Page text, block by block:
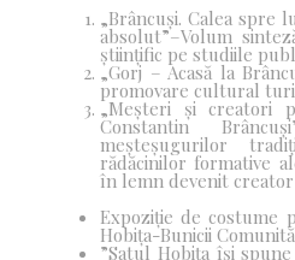
„Brâncuși. Calea spre
absolut”–Volum
științific pe studiile
„Gorj – Acasă la
promovare cultural
„Meșteri și creatori
Constantin
meșteșugurilor
rădăcinilor formative
în lemn devenit
Expoziție de costume
Hobița-Bunicii
”Satul Hobița își